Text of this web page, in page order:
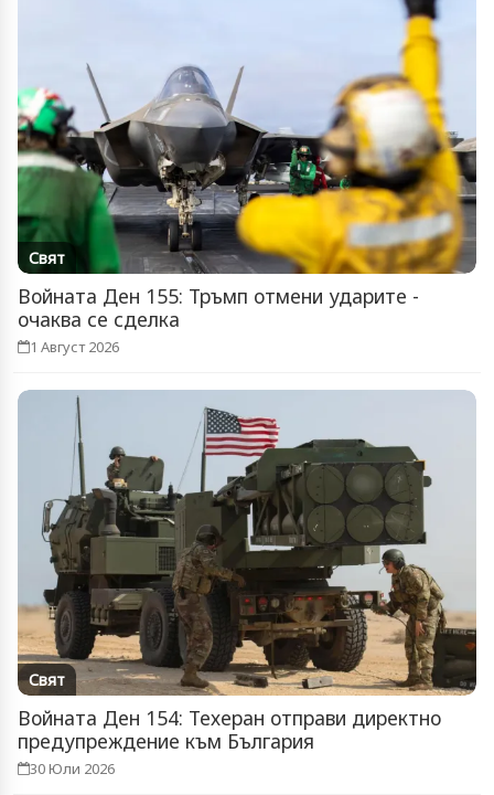
Свят
Войната Ден 155: Тръмп отмени ударите -
очаква се сделка
1 Август 2026
Свят
Войната Ден 154: Техеран отправи директно
предупреждение към България
30 Юли 2026